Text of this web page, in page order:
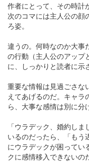
作者にとって、その時計
次のコマには主人公の顔
ろ姿。
違うの。何時なのか大事
の行動（主人公のアップ
に、しっかりと読者に示
重要な情報は見過ごさな
えてあげるのだ。キャ
ら、大事な感情は別に分
「ウラデック、婚約し
いるのだったら、「もう
にウラデックが困ってい
クに感情移入できないの